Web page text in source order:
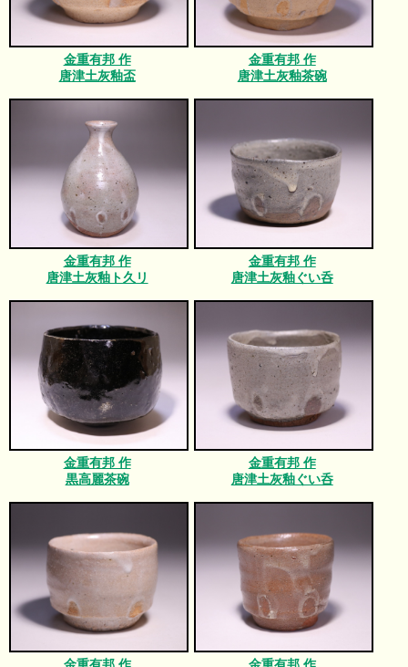
金重有邦 作
唐津土灰釉盃
金重有邦 作
唐津土灰釉茶碗
金重有邦 作
唐津土灰釉ト久リ
金重有邦 作
唐津土灰釉ぐい呑
金重有邦 作
黒高麗茶碗
金重有邦 作
唐津土灰釉ぐい呑